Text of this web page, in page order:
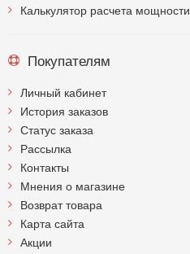
Калькулятор расчета мощности
Покупателям
Личный кабинет
История заказов
Статус заказа
Рассылка
Контакты
Мнения о магазине
Возврат товара
Карта сайта
Акции